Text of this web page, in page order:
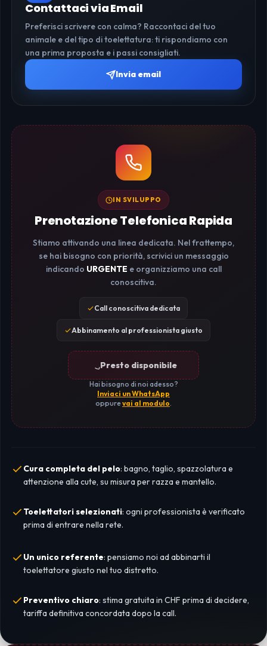
Contattaci via Email
Preferisci scrivere con calma? Raccontaci del tuo
animale e del tipo di toelettatura: ti rispondiamo con
una prima proposta e i passi consigliati.
Invia email
IN SVILUPPO
Prenotazione Telefonica Rapida
Stiamo attivando una linea dedicata. Nel frattempo,
se hai bisogno con priorità, scrivici un messaggio
indicando URGENTE e organizziamo una call
conoscitiva.
Call conoscitiva dedicata
Abbinamento al professionista giusto
Presto disponibile
Hai bisogno di noi adesso?
Inviaci un WhatsApp
oppurevai al modulo.
Cura completa del pelo: bagno, taglio, spazzolatura e
attenzione alla cute, su misura per razza e mantello.
Toelettatori selezionati: ogni professionista è verificato
prima di entrare nella rete.
Un unico referente: pensiamo noi ad abbinarti il
toelettatore giusto nel tuo distretto.
Preventivo chiaro: stima gratuita in CHF prima di decidere,
tariffa definitiva concordata dopo la call.